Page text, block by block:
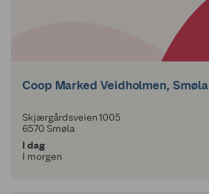
Coop Marked Veidholmen, Smøla
Skjærgårdsveien 1005
6570 Smøla
I dag
I morgen